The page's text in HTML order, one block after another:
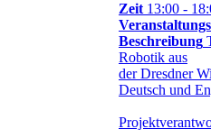
Zeit 13:00 -
Beschreibung
Robotik aus
der Dresdner
Deutsch und